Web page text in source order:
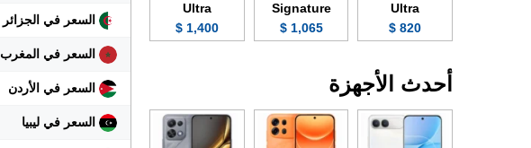
السعر في الجزائر
السعر في المغرب
السعر في الأردن
السعر في ليبيا
Ultra
820 $
Signature
1,065 $
Ultra
1,400 $
أحدث الأجهزة